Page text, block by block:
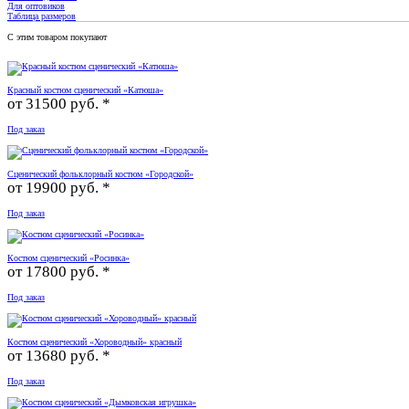
Для оптовиков
Таблица размеров
С этим товаром покупают
Красный костюм сценический «Катюша»
от31500 руб. *
Под заказ
Сценический фольклорный костюм «Городской»
от 19900 руб. *
Под заказ
Костюм сценический «Росинка»
от 17800 руб. *
Под заказ
Костюм сценический «Хороводный» красный
от 13680 руб. *
Под заказ